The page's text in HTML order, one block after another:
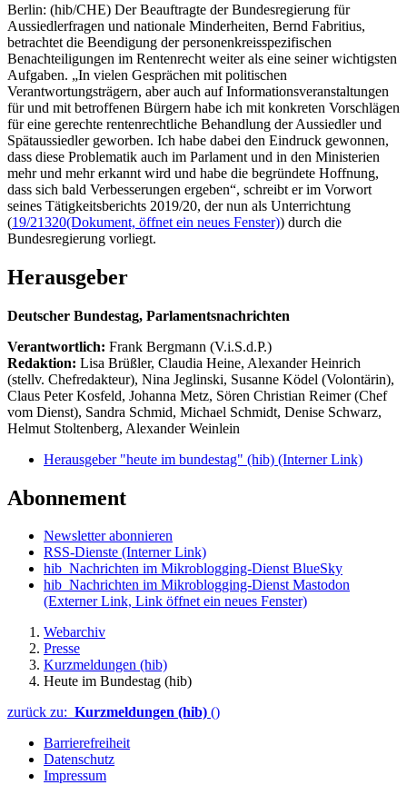
Berlin: (hib/CHE) Der Beauftragte der Bundesregierung für
Aussiedlerfragen und nationale Minderheiten, Bernd Fabritius,
betrachtet die Beendigung der personenkreisspezifischen
Benachteiligungen im Rentenrecht weiter als eine seiner wichtigsten
Aufgaben. „In vielen Gesprächen mit politischen
Verantwortungsträgern, aber auch auf Informationsveranstaltungen
für und mit betroffenen Bürgern habe ich mit konkreten Vorschlägen
für eine gerechte rentenrechtliche Behandlung der Aussiedler und
Spätaussiedler geworben. Ich habe dabei den Eindruck gewonnen,
dass diese Problematik auch im Parlament und in den Ministerien
mehr und mehr erkannt wird und habe die begründete Hoffnung,
dass sich bald Verbesserungen ergeben“, schreibt er im Vorwort
seines Tätigkeitsberichts 2019/20, der nun als Unterrichtung
(19/21320(Dokument, öffnet ein neues Fenster)) durch die
Bundesregierung vorliegt.
Herausgeber
Deutscher Bundestag, Parlamentsnachrichten
Verantwortlich: Frank Bergmann (V.i.S.d.P.)
Redaktion: Lisa Brüßler, Claudia Heine, Alexander Heinrich
(stellv. Chefredakteur), Nina Jeglinski, Susanne Ködel (Volontärin),
Claus Peter Kosfeld, Johanna Metz, Sören Christian Reimer (Chef
vom Dienst), Sandra Schmid, Michael Schmidt, Denise Schwarz,
Helmut Stoltenberg, Alexander Weinlein
Herausgeber "heute im bundestag" (hib) (Interner Link)
Abonnement
Newsletter abonnieren
RSS-Dienste (Interner Link)
hib_Nachrichten im Mikroblogging-Dienst BlueSky
hib_Nachrichten im Mikroblogging-Dienst Mastodon
(Externer Link, Link öffnet ein neues Fenster)
Webarchiv
Presse
Kurzmeldungen (hib)
Heute im Bundestag (hib)
zurück zu: Kurzmeldungen (hib) ()
Barrierefreiheit
Datenschutz
Impressum